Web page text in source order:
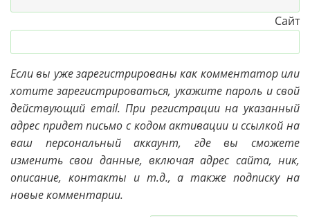
Сайт
Если вы уже зарегистрированы как комментатор или
хотите зарегистрироваться, укажите пароль и свой
действующий email. При регистрации на указанный
адрес придет письмо с кодом активации и ссылкой на
ваш персональный аккаунт, где вы сможете
изменить свои данные, включая адрес сайта, ник,
описание, контакты и т.д., а также подписку на
новые комментарии.